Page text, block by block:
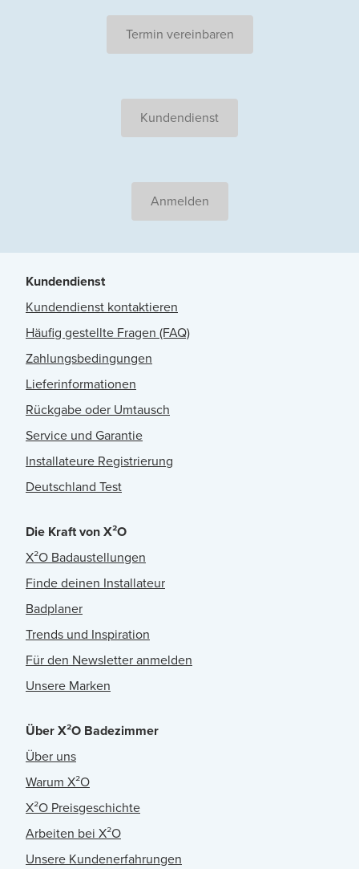
Termin vereinbaren
Kundendienst
Anmelden
Kundendienst
Kundendienst kontaktieren
Häufig gestellte Fragen (FAQ)
Zahlungsbedingungen
Lieferinformationen
Rückgabe oder Umtausch
Service und Garantie
Installateure Registrierung
Deutschland Test
Die Kraft von X²O
X²O Badaustellungen
Finde deinen Installateur
Badplaner
Trends und Inspiration
Für den Newsletter anmelden
Unsere Marken
Über X²O Badezimmer
Über uns
Warum X²O
X²O Preisgeschichte
Arbeiten bei X²O
Unsere Kundenerfahrungen